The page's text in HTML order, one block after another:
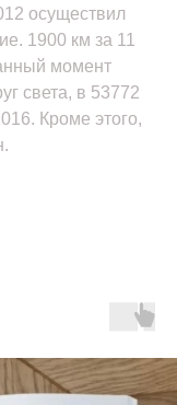
осуществил
1900 км за 11
момент
света, в 53772
Кроме этого,